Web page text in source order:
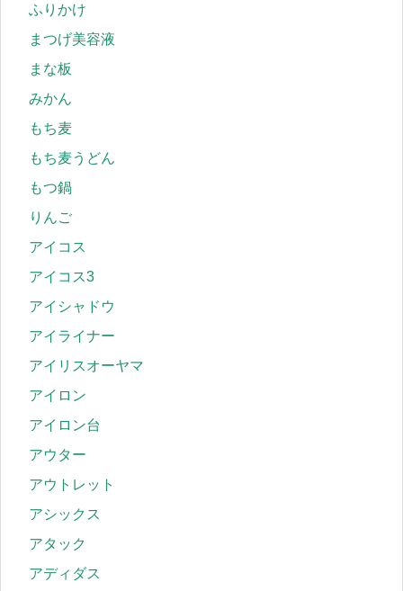
ふりかけ
まつげ美容液
まな板
みかん
もち麦
もち麦うどん
もつ鍋
りんご
アイコス
アイコス3
アイシャドウ
アイライナー
アイリスオーヤマ
アイロン
アイロン台
アウター
アウトレット
アシックス
アタック
アディダス